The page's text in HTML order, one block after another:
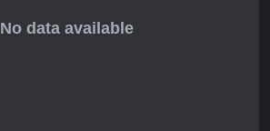
su realismo inmersivo y sandbox